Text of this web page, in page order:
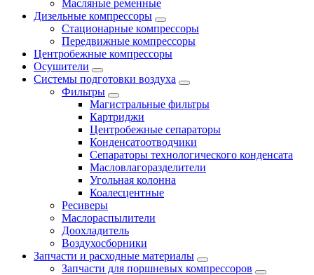
Масляные ременные
Дизельные компрессоры
Стационарные компрессоры
Передвижные компрессоры
Центробежные компрессоры
Осушители
Системы подготовки воздуха
Фильтры
Магистральные фильтры
Картриджи
Центробежные сепараторы
Конденсатоотводчики
Сепараторы технологического конденсата
Масловлагоразделители
Угольная колонна
Коалесцентные
Ресиверы
Маслораспылители
Доохладитель
Воздухосборники
Запчасти и расходные материалы
Запчасти для поршневых компрессоров